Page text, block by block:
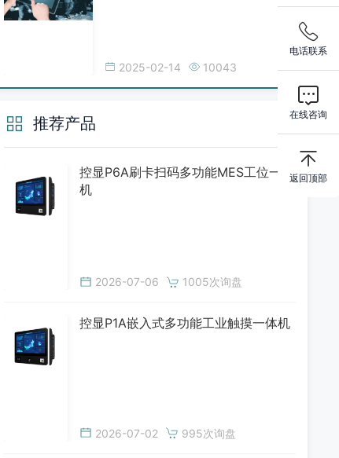
2025-02-14 10043
推荐产品
控显P6A刷卡扫码多功能MES工位一体
机
2026-07-06 1005次询盘
控显P1A嵌入式多功能工业触摸一体机
2026-07-02 995次询盘
电话联系
在线咨询
返回顶部